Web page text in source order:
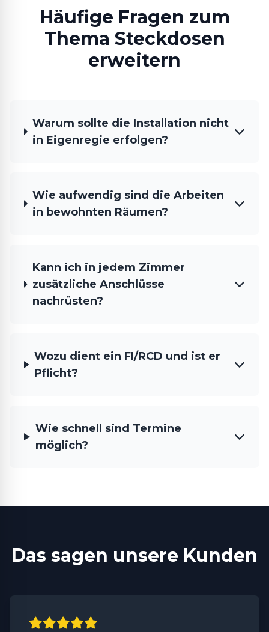
Häufige Fragen zum
Thema Steckdosen
erweitern
Warum sollte die Installation nicht
in Eigenregie erfolgen?
Wie aufwendig sind die Arbeiten
in bewohnten Räumen?
Kann ich in jedem Zimmer
zusätzliche Anschlüsse
nachrüsten?
Wozu dient ein FI/RCD und ist er
Pflicht?
Wie schnell sind Termine
möglich?
Das sagen unsere Kunden